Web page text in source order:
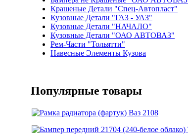
Крашеные Детали "Спец-Автопласт"
Кузовные Детали "ГАЗ - УАЗ"
Кузовные Детали "НАЧАЛО"
Кузовные Детали "ОАО АВТОВАЗ"
Рем-Части "Тольятти"
Навесные Элементы Кузова
Популярные товары